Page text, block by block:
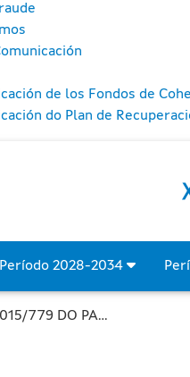
de los Fondos de
do Plan de
Período 2028-2034
REGULAMENTO (UE) 2015/779 DO PARLAMENTO EUROPEO E DO CONSELLO do 20 de maio de 2015 polo que se modifica o Regulamento (UE) nº 1304/2013 que se refire ao importe da prefinanciación inicial adicional abonada para os programas operativos apoiados pola Iniciativa de Emprego Xuvenil